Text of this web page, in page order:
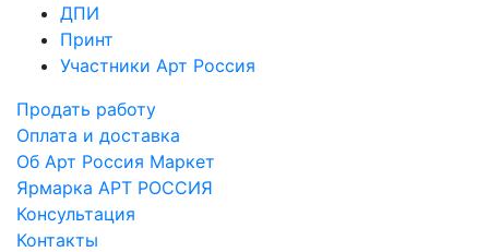
ДПИ
Принт
Участники Арт Россия
Продать работу
Оплата и доставка
Об Арт Россия Маркет
Ярмарка АРТ РОССИЯ
Консультация
Контакты